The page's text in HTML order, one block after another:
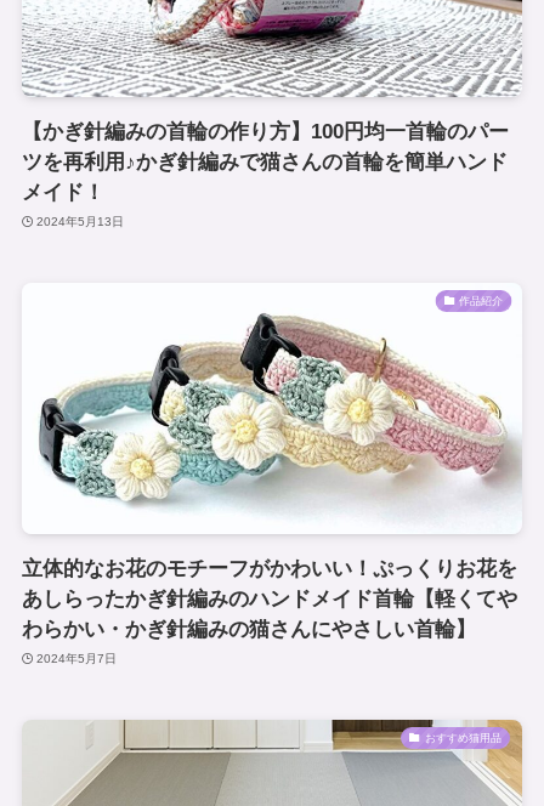
【かぎ針編みの首輪の作り方】100円均一首輪のパー
ツを再利用♪かぎ針編みで猫さんの首輪を簡単ハンド
メイド！
2024年5月13日
作品紹介
立体的なお花のモチーフがかわいい！ぷっくりお花を
あしらったかぎ針編みのハンドメイド首輪【軽くてや
わらかい・かぎ針編みの猫さんにやさしい首輪】
2024年5月7日
おすすめ猫用品